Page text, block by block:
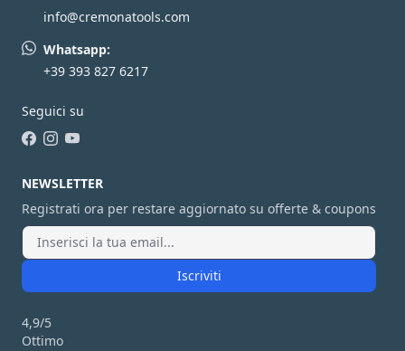
info@cremonatools.com
Whatsapp:
+39 393 827 6217
Seguici su
NEWSLETTER
Registrati ora per restare aggiornato su offerte & coupons
Iscriviti
4,9/5
Ottimo